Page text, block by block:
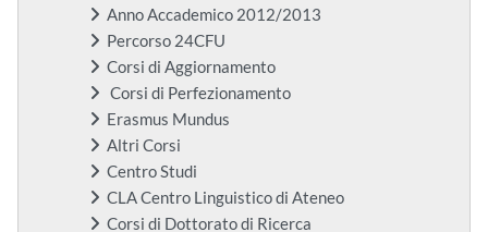
Anno Accademico 2012/2013
Percorso 24CFU
Corsi di Aggiornamento
Corsi di Perfezionamento
Erasmus Mundus
Altri Corsi
Centro Studi
CLA Centro Linguistico di Ateneo
Corsi di Dottorato di Ricerca